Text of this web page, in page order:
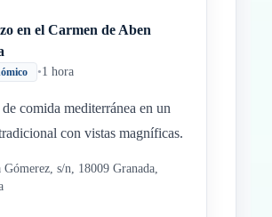
en el Carmen de Aben
•1 hora
comida mediterránea en un
con vistas magníficas.
Gómerez, s/n, 18009 Granada,